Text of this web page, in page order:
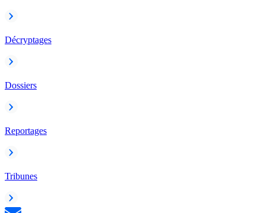
Décryptages
Dossiers
Reportages
Tribunes